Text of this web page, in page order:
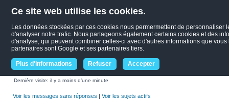
Ce site web utilise les cookies.
Les données stockées par ces cookies nous permermettent de
d'analyser notre trafic. Nous partageons également certains cookies et des
d'analyse, qui peuvent combiner celles-ci avec d'autres informations que
partenaires sont Google et ses partenaires tiers.
Plus d'informations Refuser Accepter
Dernière visite: il y a moins d’une minute
Voir les messages sans réponses | Voir les sujets actifs